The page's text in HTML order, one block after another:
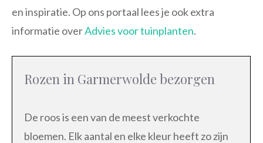
en inspiratie. Op ons portaal lees je ook extra
informatie overAdvies voor tuinplanten.
Rozen in Garmerwolde bezorgen
De roos is een van de meest verkochte
bloemen. Elk aantal en elke kleur heeft zo zijn